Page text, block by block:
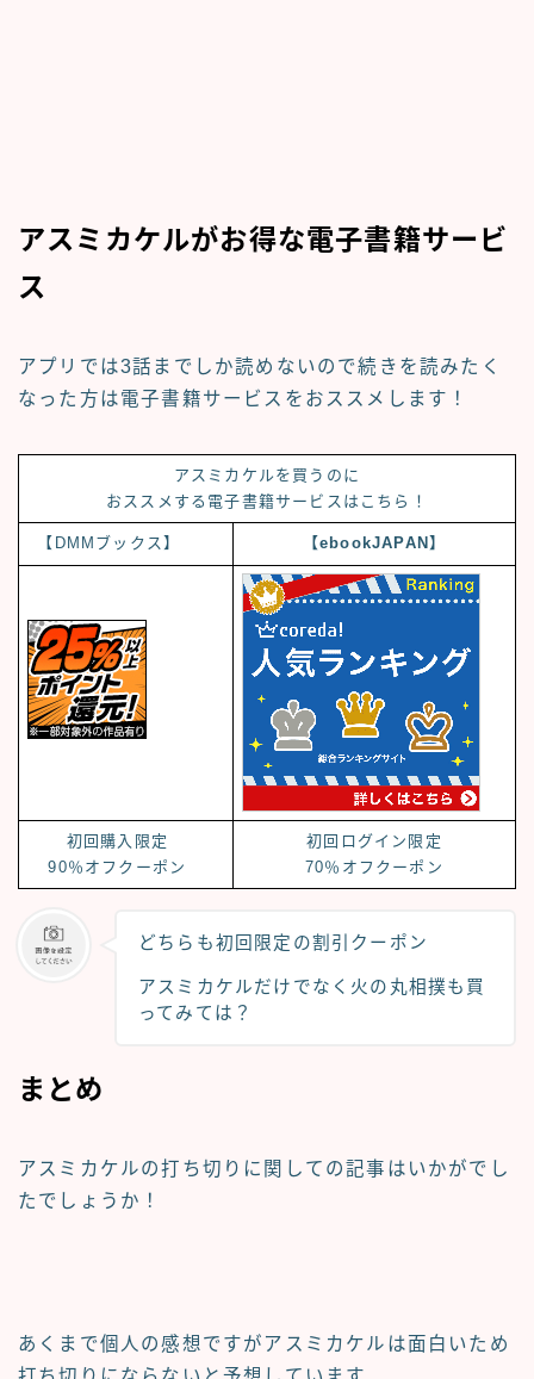
アスミカケルがお得な電子書籍サービ
ス
アプリでは3話までしか読めないので続きを読みたく
なった方は電子書籍サービス をおススメします！
アスミカケルを買うのに
おススメする電子書籍サービスはこちら！
【DMMブックス】 【ebookJAPAN】
初回購入限定
90％オフクーポン
初回ログイン限定
70％オフクーポン
どちらも初回限定の割引クーポン
アスミカケルだけでなく火の丸相撲も買
ってみては？
まとめ
アスミカケルの打ち切りに関しての記事はいかがでし
たでしょうか！
あくまで個人の感想ですがアスミカケルは面白いた め